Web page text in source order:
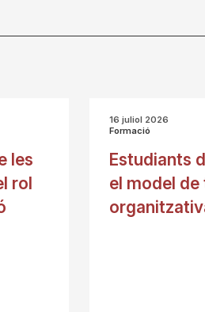
les
rol
16 juliol 2026
Formació
Estudiants
el model